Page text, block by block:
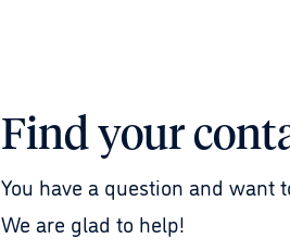
Find your
You have a question and want
We are glad to help!